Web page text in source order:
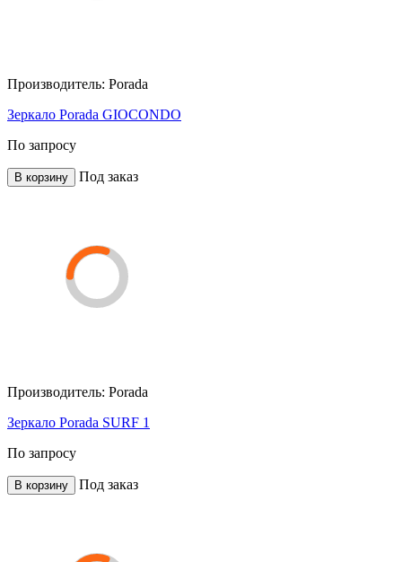
Производитель: Porada
Зеркало Porada GIOCONDO
По запросу
В корзину Под заказ
Производитель: Porada
Зеркало Porada SURF 1
По запросу
В корзину Под заказ